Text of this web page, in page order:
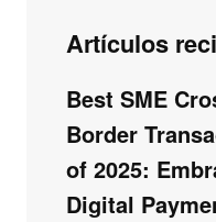
Artículos
Best SME
Border
of 2025:
Digital